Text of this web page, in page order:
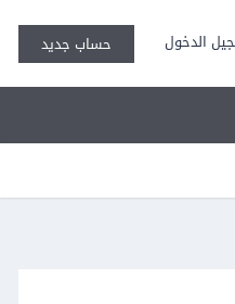
الدخول حساب جديد